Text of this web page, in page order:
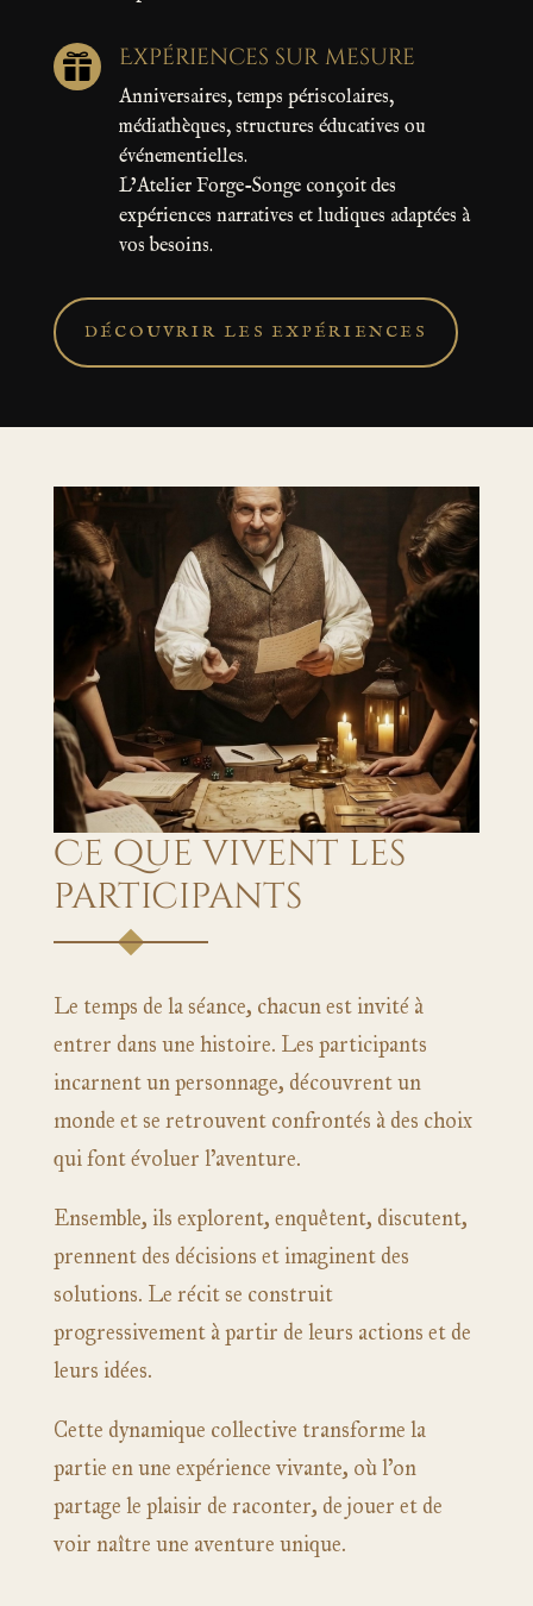
 Expériences sur mesure
Anniversaires, temps périscolaires,
médiathèques, structures éducatives ou
événementielles.
L’Atelier Forge-Songe conçoit des
expériences narratives et ludiques adaptées à
vos besoins.
DÉCOUVRIR LES EXPÉRIENCES
Ce que vivent les
participants
Le temps de la séance, chacun est invité à
entrer dans une histoire. Les participants
incarnent un personnage, découvrent un
monde et se retrouvent confrontés à des choix
qui font évoluer l’aventure.
Ensemble, ils explorent, enquêtent, discutent,
prennent des décisions et imaginent des
solutions. Le récit se construit
progressivement à partir de leurs actions et de
leurs idées.
Cette dynamique collective transforme la
partie en une expérience vivante, où l’on
partage le plaisir de raconter, de jouer et de
voir naître une aventure unique.